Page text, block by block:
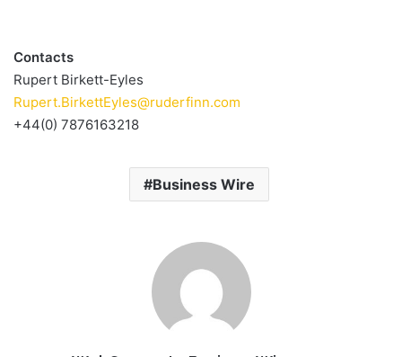
Contacts
Rupert Birkett-Eyles
Rupert.BirkettEyles@ruderfinn.com
+44(0) 7876163218
Business Wire